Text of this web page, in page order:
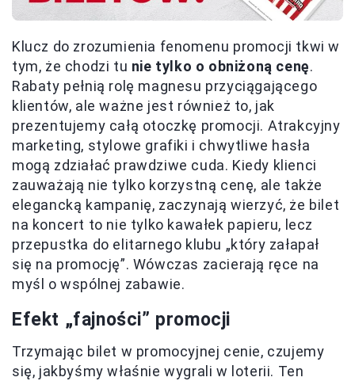
Klucz do zrozumienia fenomenu promocji tkwi w
tym, że chodzi tu nie tylko o obniżoną cenę.
Rabaty pełnią rolę magnesu przyciągającego
klientów, ale ważne jest również to, jak
prezentujemy całą otoczkę promocji. Atrakcyjny
marketing, stylowe grafiki i chwytliwe hasła
mogą zdziałać prawdziwe cuda. Kiedy klienci
zauważają nie tylko korzystną cenę, ale także
elegancką kampanię, zaczynają wierzyć, że bilet
na koncert to nie tylko kawałek papieru, lecz
przepustka do elitarnego klubu „który załapał
się na promocję”. Wówczas zacierają ręce na
myśl o wspólnej zabawie.
Efekt „fajności” promocji
Trzymając bilet w promocyjnej cenie, czujemy
się, jakbyśmy właśnie wygrali w loterii. Ten